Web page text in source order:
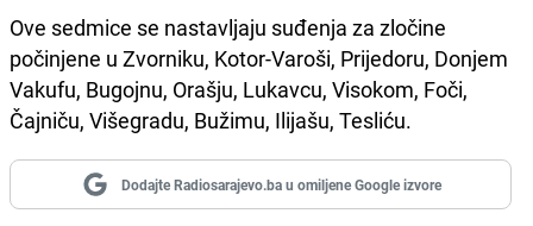
Ove sedmice se nastavljaju suđenja za zločine
počinjene u Zvorniku, Kotor-Varoši, Prijedoru, Donjem
Vakufu, Bugojnu, Orašju, Lukavcu, Visokom, Foči,
Čajniču, Višegradu, Bužimu, Ilijašu, Tesliću.
Dodajte Radiosarajevo.ba u omiljene Google izvore